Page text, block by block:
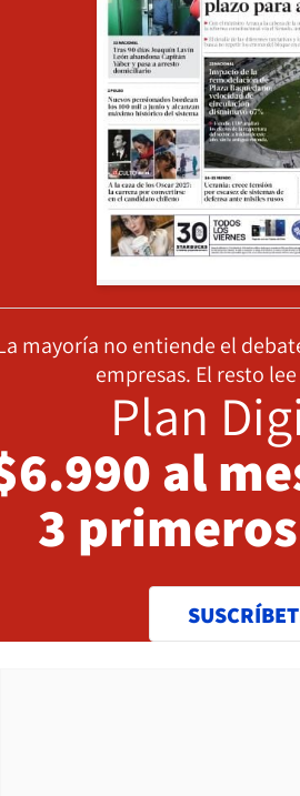
mayoría no entiende el
empresas. El resto
Plan
al
3